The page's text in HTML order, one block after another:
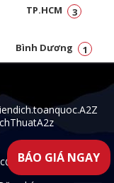
TP.HCM 3
Bình Dương 1
BÁO GIÁ NGAY